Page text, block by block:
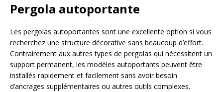
Pergola autoportante
Les pergolas autoportantes sont une excellente option si vous
recherchez une structure décorative sans beaucoup d’effort.
Contrairement aux autres types de pergolas qui nécessitent un
support permanent, les modèles autoportants peuvent être
installés rapidement et facilement sans avoir besoin
d’ancrages supplémentaires ou autres outils complexes.